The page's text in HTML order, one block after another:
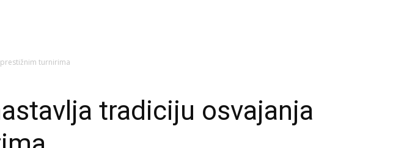
turnirima
tradiciju osvajanja